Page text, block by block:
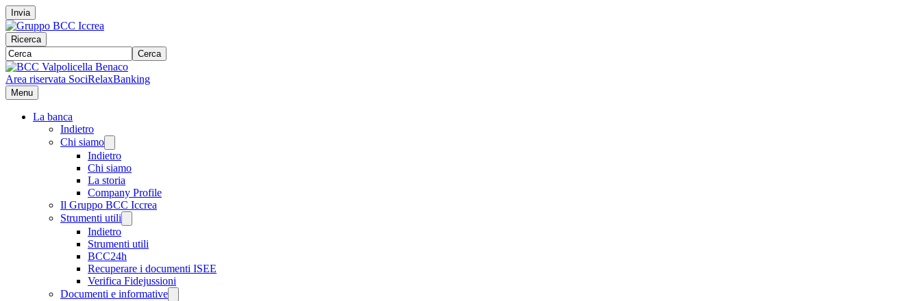
Invia
Ricerca
Cerca
Area riservata SociRelaxBanking
Menu
La banca
Indietro
Chi siamo
Indietro
Chi siamo
La storia
Company Profile
Il Gruppo BCC Iccrea
Strumenti utili
Indietro
Strumenti utili
BCC24h
Recuperare i documenti ISEE
Verifica Fidejussioni
Documenti e informative